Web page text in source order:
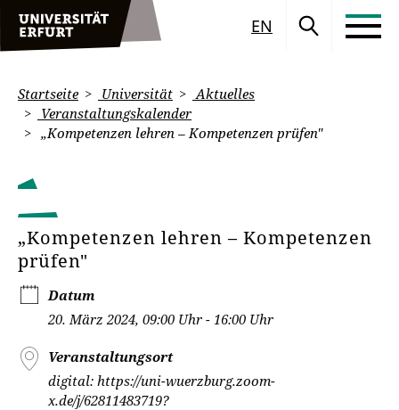
EN
Startseite Universität
Aktuelles
Veranstaltungskalender
„Kompetenzen lehren – Kompetenzen prüfen"
„Kompetenzen lehren – Kompetenzen
prüfen"
Datum
20. März 2024, 09:00 Uhr - 16:00 Uhr
Veranstaltungsort
digital: https://uni-wuerzburg.zoom-
x.de/j/62811483719?